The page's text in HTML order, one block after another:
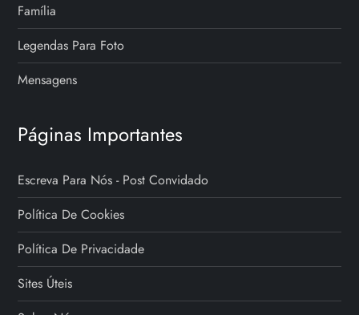
Família
Legendas Para Foto
Mensagens
Páginas Importantes
Escreva Para Nós - Post Convidado
Política De Cookies
Política De Privacidade
Sites Úteis